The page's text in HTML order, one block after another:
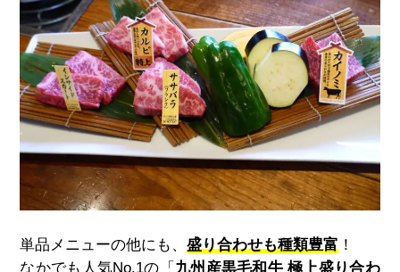
単品メニューの他にも、盛り合わせも種類豊富 ！
なかでも人気No.1の「 九州産黒毛和牛 極上盛り合わ